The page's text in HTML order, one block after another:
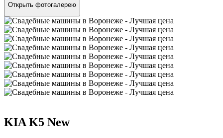
Открыть фотогалерею
KIA K5 New